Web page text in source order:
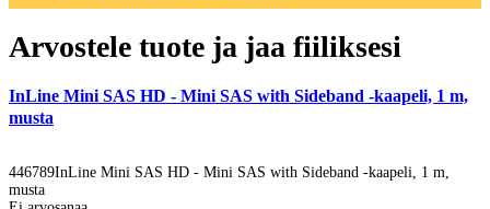
Arvostele tuote ja jaa fiiliksesi
InLine Mini SAS HD - Mini SAS with Sideband -kaapeli, 1 m,
musta
446789InLine Mini SAS HD - Mini SAS with Sideband -kaapeli, 1 m,
musta